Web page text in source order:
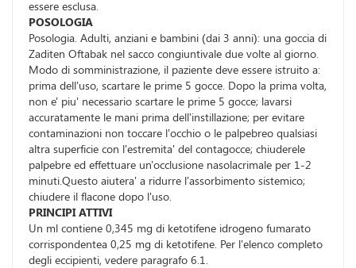
essere esclusa.
POSOLOGIA
Posologia. Adulti, anziani e bambini (dai 3 anni): una goccia di
Zaditen Oftabak nel sacco congiuntivale due volte al giorno.
Modo di somministrazione, il paziente deve essere istruito a:
prima dell'uso, scartare le prime 5 gocce. Dopo la prima volta,
non e' piu' necessario scartare le prime 5 gocce; lavarsi
accuratamente le mani prima dell'instillazione; per evitare
contaminazioni non toccare l'occhio o le palpebreo qualsiasi
altra superficie con l'estremita' del contagocce; chiuderele
palpebre ed effettuare un'occlusione nasolacrimale per 1-2
minuti.Questo aiutera' a ridurre l'assorbimento sistemico;
chiudere il flacone dopo l'uso.
PRINCIPI ATTIVI
Un ml contiene 0,345 mg di ketotifene idrogeno fumarato
corrispondentea 0,25 mg di ketotifene. Per l'elenco completo
degli eccipienti, vedere paragrafo 6.1.